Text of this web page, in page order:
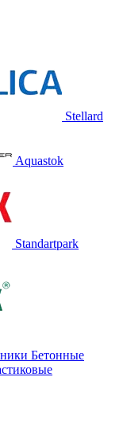
Stellard
Aquastok
Standartpark
Бетонные